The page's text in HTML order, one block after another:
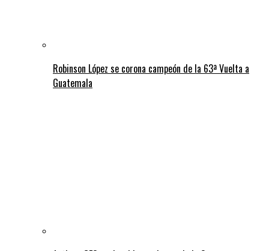
Robinson López se corona campeón de la 63ª Vuelta a
Guatemala